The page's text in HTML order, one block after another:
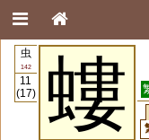
虫
142
11
(17)
螻